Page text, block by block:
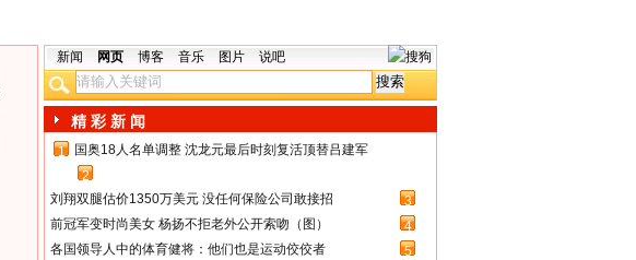
新闻 网页 博客 音乐 图片 说吧
精 彩 新 闻
1
国奥18人名单调整 沈龙元最后时刻复活顶替吕建军
2
刘翔双腿估价1350万美元 没任何保险公司敢接招
3
前冠军变时尚美女 杨扬不拒老外公开索吻（图）
4
各国领导人中的体育健将：他们也是运动佼佼者
5